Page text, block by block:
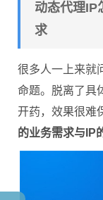
动态代理IP
求
很多人一上来就
命题。脱离了具
开药，效果很难
的业务需求与IP